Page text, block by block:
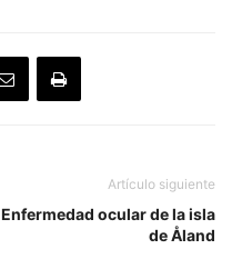
Artículo siguiente
Enfermedad ocular de la isla
de Åland